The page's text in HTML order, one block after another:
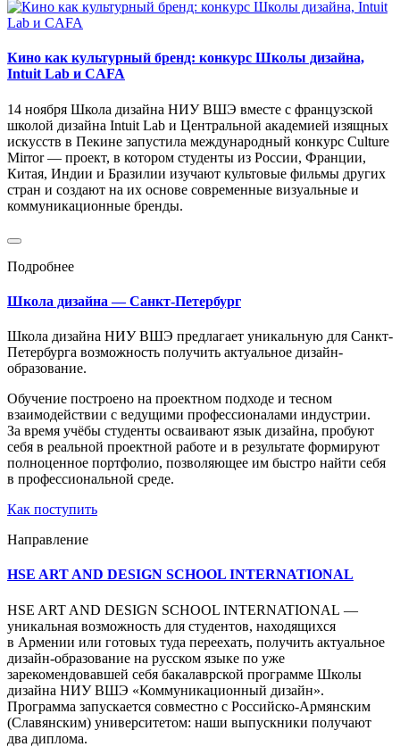
Кино как культурный бренд: конкурс Школы дизайна,
Intuit Lab и CAFA
14 ноября Школа дизайна НИУ ВШЭ вместе с французской
школой дизайна Intuit Lab и Центральной академией изящных
искусств в Пекине запустила международный конкурс Culture
Mirror — проект, в котором студенты из России, Франции,
Китая, Индии и Бразилии изучают культовые фильмы других
стран и создают на их основе современные визуальные и
коммуникационные бренды.
Подробнее
Школа дизайна — Санкт-Петербург
Школа дизайна НИУ ВШЭ предлагает уникальную для Санкт-
Петербурга возможность получить актуальное дизайн-
образование.
Обучение построено на проектном подходе и тесном
взаимодействии с ведущими профессионалами индустрии.
За время учёбы студенты осваивают язык дизайна, пробуют
себя в реальной проектной работе и в результате формируют
полноценное портфолио, позволяющее им быстро найти себя
в профессиональной среде.
Как поступить
Направление
HSE ART AND DESIGN SCHOOL INTERNATIONAL
HSE ART AND DESIGN SCHOOL INTERNATIONAL —
уникальная возможность для студентов, находящихся
в Армении или готовых туда переехать, получить актуальное
дизайн-образование на русском языке по уже
зарекомендовавшей себя бакалаврской программе Школы
дизайна НИУ ВШЭ «Коммуникационный дизайн».
Программа запускается совместно с Российско-Армянским
(Славянским) университетом: наши выпускники получают
два диплома.